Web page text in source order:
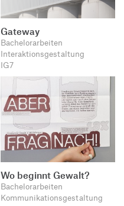
Gateway
Bachelorarbeiten
Interaktionsgestaltung
IG7
Wo beginnt Gewalt?
Bachelorarbeiten
Kommunikationsgestaltung